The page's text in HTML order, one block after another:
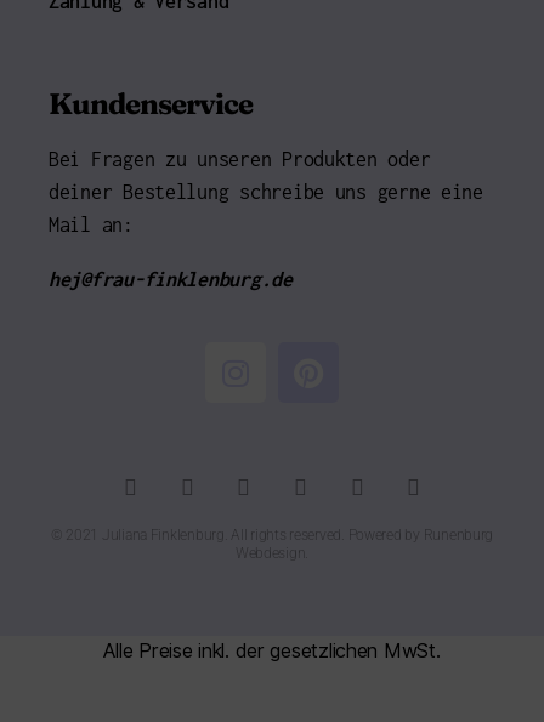
Kundenservice
Bei Fragen zu unseren Produkten oder
deiner Bestellung schreibe uns gerne eine
Mail an:
hej@frau-finklenburg.de
© 2021 Juliana Finklenburg. All rights reserved. Powered by
Runenburg
Webdesign
Alle Preise inkl. der gesetzlichen MwSt.